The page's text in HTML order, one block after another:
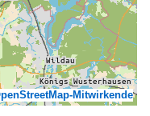
Mitwirkende